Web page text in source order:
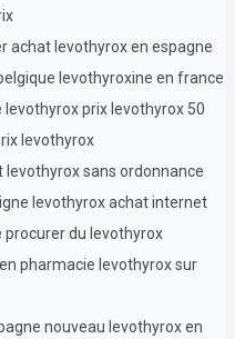
achat levothyrox en espagne
levothyroxine en france
prix levothyrox 50
levothyrox
levothyrox sans ordonnance
levothyrox achat internet
procurer du levothyrox
pharmacie levothyrox sur
nouveau levothyrox en